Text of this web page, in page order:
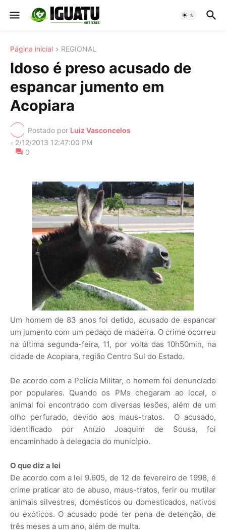
Página inicial REGIONAL
Idoso é preso acusado de
espancar jumento em
Acopiara
Postado por Luiz Vasconcelos
- 2/12/2013 12:47:00 PM
0
Um homem de 83 anos foi detido, acusado de espancar
um jumento com um pedaço de madeira. O crime ocorreu
na última segunda-feira, 11, por volta das 10h50min, na
cidade de Acopiara, região Centro Sul do Estado.
De acordo com a Polícia Militar, o homem foi denunciado
por populares. Quando os PMs chegaram ao local, o
animal foi encontrado com diversas lesões, além de um
olho perfurado, devido aos maus-tratos. O acusado,
identificado por Anízio Joaquim de Sousa, foi
encaminhado à delegacia do município.
O que diz a lei
De acordo com a lei 9.605, de 12 de fevereiro de 1998, é
crime praticar ato de abuso, maus-tratos, ferir ou mutilar
animais silvestres, domésticos ou domesticados, nativos
ou exóticos. O acusado pode ter pena de detenção, de
três meses a um ano, além de multa.